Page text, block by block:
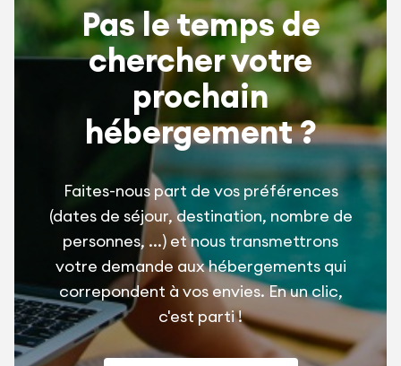
Pas le temps de
chercher votre
prochain
hébergement ?
Faites-nous part de vos préférences
(dates de séjour, destination, nombre de
personnes, ...) et nous transmettrons
votre demande aux hébergements qui
correpondent à vos envies. En un clic,
c'est parti !